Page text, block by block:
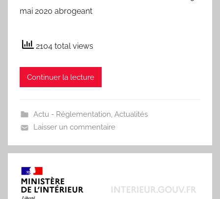
mai 2020 abrogeant
2104 total views
Continuer la lecture
Actu - Réglementation, Actualités
Laisser un commentaire